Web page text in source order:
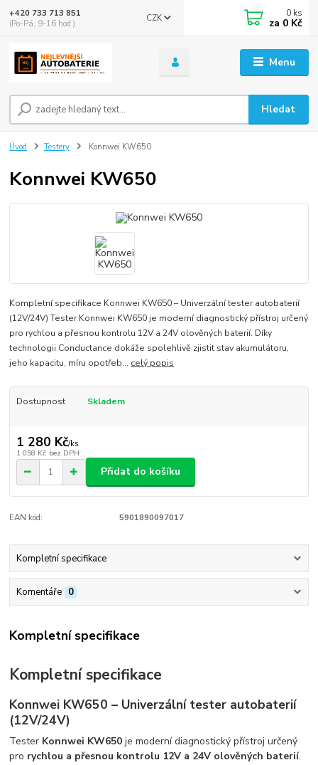
Menu
CZK
Hledat
+420 733 713 851
(Po-Pá, 9-16 hod.)
0 ks
za 0 Kč
Úvod Testery Konnwei KW650
Konnwei KW650
Kompletní specifikace Konnwei KW650 – Univerzální tester autobaterií
(12V/24V) Tester Konnwei KW650 je moderní diagnostický přístroj určený
pro rychlou a přesnou kontrolu 12V a 24V olověných baterií. Díky
technologii Conductance dokáže spolehlivě zjistit stav akumulátoru,
jeho kapacitu, míru opotřeb... celý popis
Dostupnost Skladem
1 280 Kč/ks
1 058 Kč bez DPH
Přidat do košíku
EAN kód: 5901890097017
Kompletní specifikace
Komentáře 0
Kompletní specifikace
Kompletní specifikace
Konnwei KW650 – Univerzální tester autobaterií
(12V/24V)
Tester Konnwei KW650 je moderní diagnostický přístroj určený
pro rychlou a přesnou kontrolu 12V a 24V olověných baterií.